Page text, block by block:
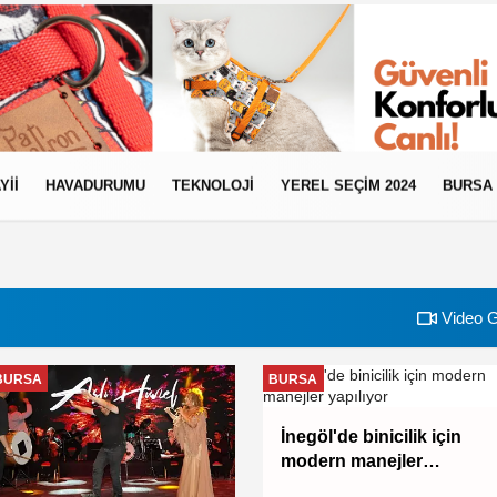
HAVADURUMU TEKNOLOJI YEREL SEÇİM 2024 BURSA
Video
BURSA
İnegöl'de binicilik için
modern manejler